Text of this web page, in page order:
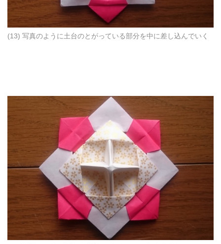
(13) 写真のように土台のとがっている部分を中に差し込んでいく